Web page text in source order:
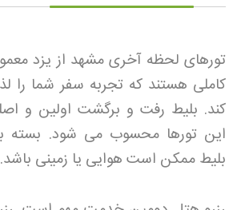
تورهای لحظه آخری مشهد از یزد
کاملی هستند که تجربه سفر شما
کند. بلیط رفت و برگشت اولین و
این تورها محسوب می شود. بسته
بلیط ممکن است هوایی یا زمینی باشد.